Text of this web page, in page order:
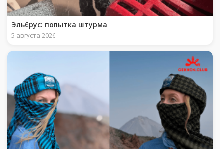
Эльбрус: попытка штурма
5 августа 2026